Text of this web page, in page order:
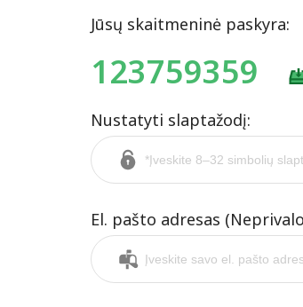
Jūsų skaitmeninė paskyra:
123759359
Nustatyti slaptažodį:
El. pašto adresas